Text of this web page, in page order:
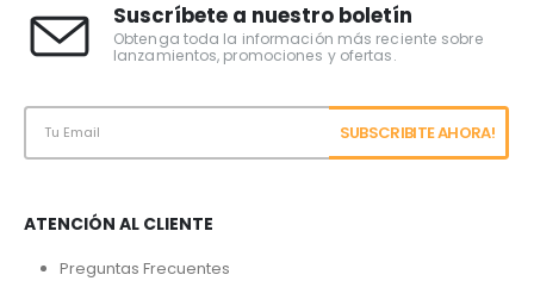
Suscríbete a nuestro boletín
Obtenga toda la información más reciente sobre
lanzamientos, promociones y ofertas.
ATENCIÓN AL CLIENTE
Preguntas Frecuentes